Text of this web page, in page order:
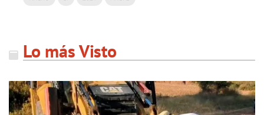
Lo más Visto